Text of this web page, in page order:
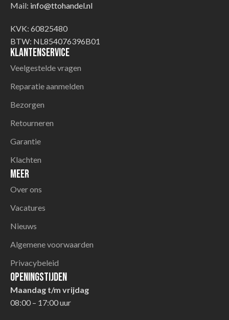
Mail: info@ttohandel.nl
KVK: 60825480
BTW: NL854076396B01
Klantenservice
Veelgestelde vragen
Reparatie aanmelden
Bezorgen
Retourneren
Garantie
Klachten
Meer
Over ons
Vacatures
Nieuws
Algemene voorwaarden
Privacybeleid
Openingstijden
Maandag t/m vrijdag
08:00 – 17:00 uur